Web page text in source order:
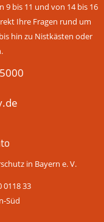
bis 11 und von 14 bis 16
Ihre Fragen rund um
hin zu Nistkästen oder
in Bayern e. V.
0118 33
Süd